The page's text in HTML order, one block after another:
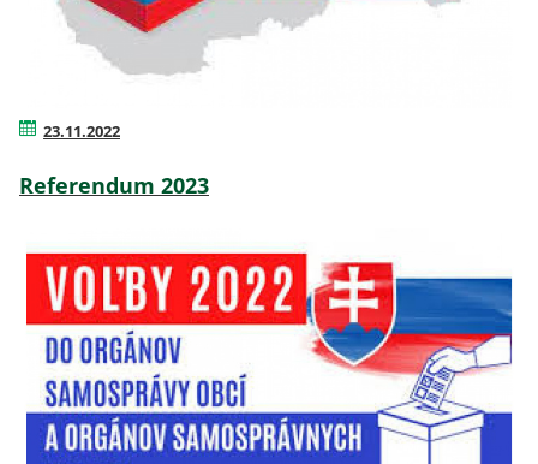
23.11.2022
Referendum 2023